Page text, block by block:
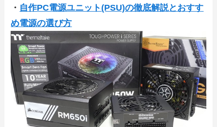
・ 自作PC電源ユニット(PSU)の徹底解説とおすす
め電源の選び方